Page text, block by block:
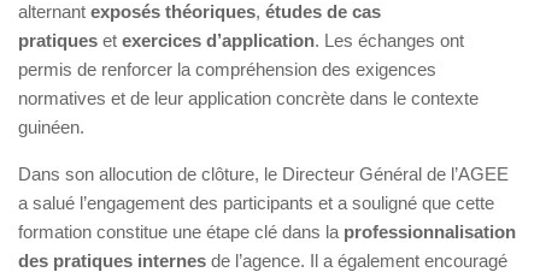
alternant exposés théoriques, études de cas
pratiques et exercices d’application. Les échanges ont
permis de renforcer la compréhension des exigences
normatives et de leur application concrète dans le contexte
guinéen.
Dans son allocution de clôture, le Directeur Général de l’AGEE
a salué l’engagement des participants et a souligné que cette
formation constitue une étape clé dans la professionnalisation
des pratiques internes de l’agence. Il a également encouragé